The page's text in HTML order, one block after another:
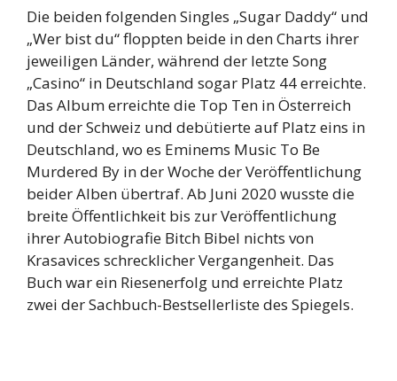
Die beiden folgenden Singles „Sugar Daddy“ und
„Wer bist du“ floppten beide in den Charts ihrer
jeweiligen Länder, während der letzte Song
„Casino“ in Deutschland sogar Platz 44 erreichte.
Das Album erreichte die Top Ten in Österreich
und der Schweiz und debütierte auf Platz eins in
Deutschland, wo es Eminems Music To Be
Murdered By in der Woche der Veröffentlichung
beider Alben übertraf. Ab Juni 2020 wusste die
breite Öffentlichkeit bis zur Veröffentlichung
ihrer Autobiografie Bitch Bibel nichts von
Krasavices schrecklicher Vergangenheit. Das
Buch war ein Riesenerfolg und erreichte Platz
zwei der Sachbuch-Bestsellerliste des Spiegels.